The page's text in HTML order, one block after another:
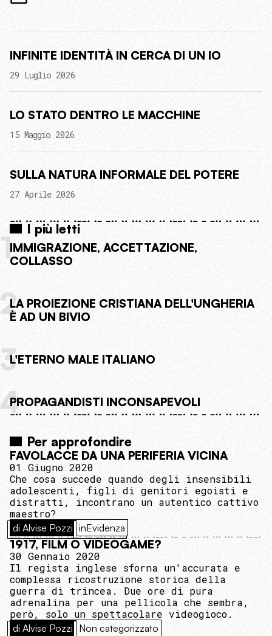
INFINITE IDENTITÀ IN CERCA DI UN IO
29 Luglio 2026
LO STATO DENTRO LE MACCHINE
15 Maggio 2026
SULLA NATURA INFORMALE DEL POTERE
27 Aprile 2026
I più letti
1IMMIGRAZIONE, ACCETTAZIONE,
COLLASSO
2LA PROIEZIONE CRISTIANA DELL'UNGHERIA
È AD UN BIVIO
3L'ETERNO MALE ITALIANO
4PROPAGANDISTI INCONSAPEVOLI
Per approfondire
FAVOLACCE DA UNA PERIFERIA VICINA
01 Giugno 2020
Che cosa succede quando degli insensibili
adolescenti, figli di genitori egoisti e
distratti, incontrano un autentico cattivo
maestro?
di Alvise Pozzi inEvidenza
1917, FILM O VIDEOGAME?
30 Gennaio 2020
Il regista inglese sforna un'accurata e
complessa ricostruzione storica della
guerra di trincea. Due ore di pura
adrenalina per una pellicola che sembra,
però, solo un spettacolare videogioco.
di Alvise Pozzi Non categorizzato